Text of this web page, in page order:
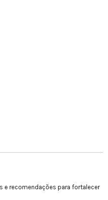
e recomendações para fortalecer